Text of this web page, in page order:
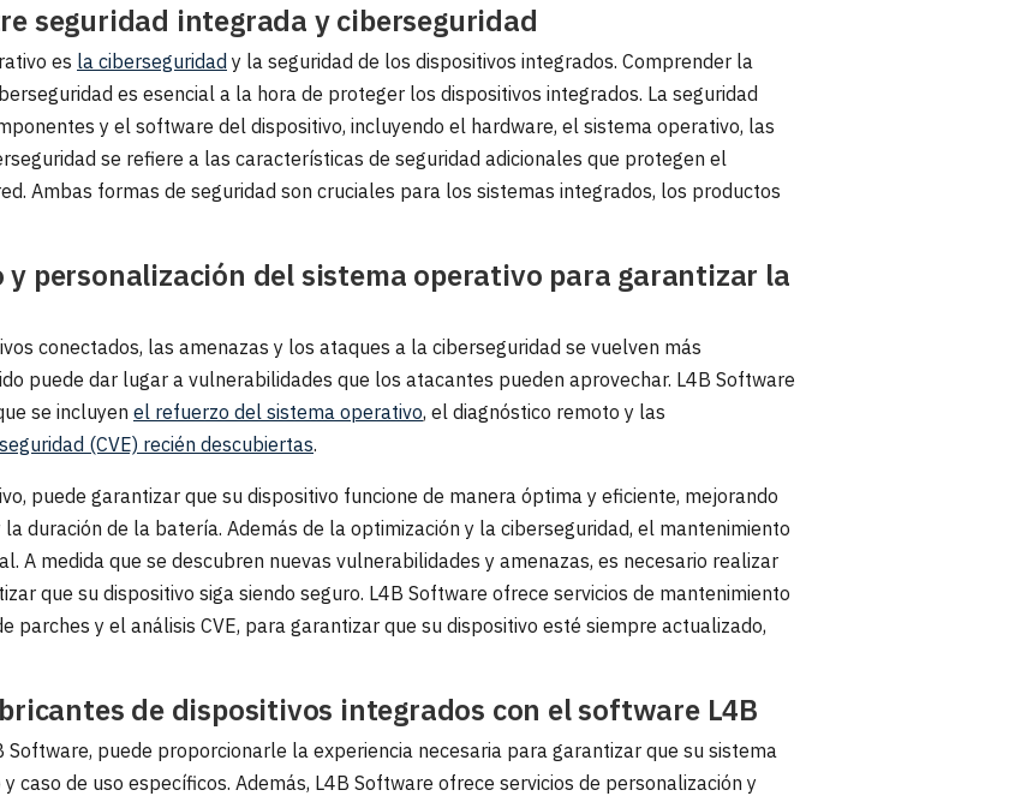
seguridad integrada y ciberseguridad
es la ciberseguridad y la seguridad de los dispositivos integrados. Comprender la
es esencial a la hora de proteger los dispositivos integrados. La seguridad
y el software del dispositivo, incluyendo el hardware, el sistema operativo, las
se refiere a las características de seguridad adicionales que protegen el
Ambas formas de seguridad son cruciales para los sistemas integrados, los productos
personalización del sistema operativo para garantizar la
conectados, las amenazas y los ataques a la ciberseguridad se vuelven más
puede dar lugar a vulnerabilidades que los atacantes pueden aprovechar. L4B Software
se incluyen el refuerzo del sistema operativo, el diagnóstico remoto y las
(CVE) recién descubiertas.
puede garantizar que su dispositivo funcione de manera óptima y eficiente, mejorando
duración de la batería. Además de la optimización y la ciberseguridad, el mantenimiento
A medida que se descubren nuevas vulnerabilidades y amenazas, es necesario realizar
que su dispositivo siga siendo seguro. L4B Software ofrece servicios de mantenimiento
parches y el análisis CVE, para garantizar que su dispositivo esté siempre actualizado,
de dispositivos integrados con el software L4B
Software, puede proporcionarle la experiencia necesaria para garantizar que su sistema
caso de uso específicos. Además, L4B Software ofrece servicios de personalización y